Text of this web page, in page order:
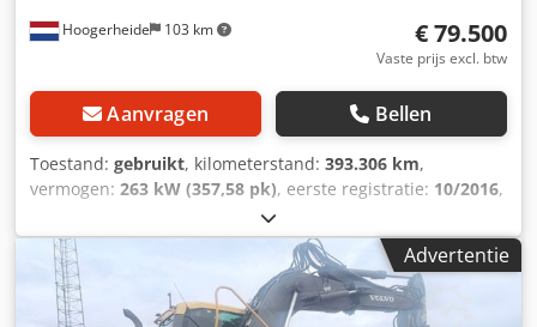
Hoogerheide 103 km € 79.500
Vaste prijs excl. btw
Aanvragen Bellen
Toestand: gebruikt, kilometerstand: 393.306 km,
vermogen: 263 kW (357,58 pk), eerste registratie: 10/2016,
, aantal zitplaatsen:
overbrenging:automatisch, volgende keuring (TÜV):
01/2027
, kleur:wit, remmen:
retarder
, Bouwjaar: 2016, Uitrusting:ABS, airconditioning,
badkamer, standkachel,
Advertentie